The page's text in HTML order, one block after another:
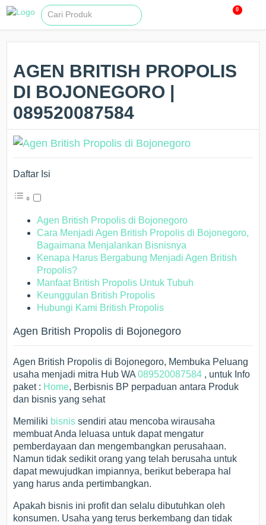
0
AGEN BRITISH PROPOLIS
DI BOJONEGORO |
089520087584
Daftar Isi
Agen British Propolis di Bojonegoro
Cara Menjadi Agen British Propolis di Bojonegoro,
Bagaimana Menjalankan Bisnisnya
Kenapa Harus Bergabung Menjadi Agen British
Propolis?
Manfaat British Propolis Untuk Tubuh
Keunggulan British Propolis
Hubungi Kami British Propolis
Agen British Propolis di Bojonegoro
Agen British Propolis di Bojonegoro, Membuka Peluang
usaha menjadi mitra Hub WA089520087584 , untuk Info
paket : Home, Berbisnis BP perpaduan antara Produk
dan bisnis yang sehat
Memiliki bisnis sendiri atau mencoba wirausaha
membuat Anda leluasa untuk dapat mengatur
pemberdayaan dan mengembangkan perusahaan.
Namun tidak sedikit orang yang telah berusaha untuk
dapat mewujudkan impiannya, berikut beberapa hal
yang harus anda pertimbangkan.
Apakah bisnis ini profit dan selalu dibutuhkan oleh
konsumen. Usaha yang terus berkembang dan tidak